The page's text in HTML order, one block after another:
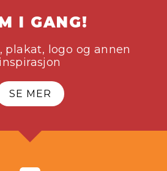
I GANG!
plakat, logo og annen
inspirasjon
SE MER